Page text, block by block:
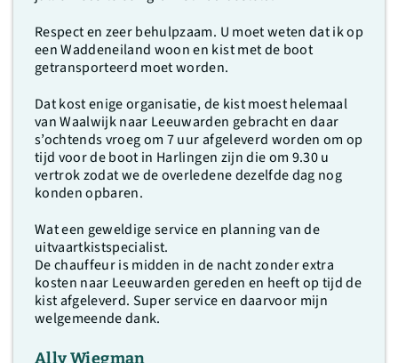
Respect en zeer behulpzaam. U moet weten dat ik op
een Waddeneiland woon en kist met de boot
getransporteerd moet worden.
Dat kost enige organisatie, de kist moest helemaal
van Waalwijk naar Leeuwarden gebracht en daar
s’ochtends vroeg om 7 uur afgeleverd worden om op
tijd voor de boot in Harlingen zijn die om 9.30 u
vertrok zodat we de overledene dezelfde dag nog
konden opbaren.
Wat een geweldige service en planning van de
uitvaartkistspecialist.
De chauffeur is midden in de nacht zonder extra
kosten naar Leeuwarden gereden en heeft op tijd de
kist afgeleverd. Super service en daarvoor mijn
welgemeende dank.
Ally Wiegman